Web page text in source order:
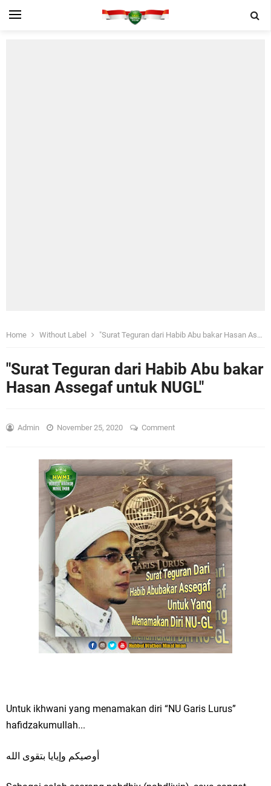
Home Without Label "Surat Teguran dari Habib Abu bakar Hasan Assegaf untuk NUGL"
"Surat Teguran dari Habib Abu bakar
Hasan Assegaf untuk NUGL"
Admin November 25, 2020 Comment
Untuk ikhwani yang menamakan diri “NU Garis Lurus”
hafidzakumullah...
أوصيكم وإيايا بتقوى الله